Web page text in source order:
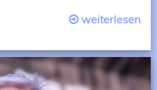
weiterlesen